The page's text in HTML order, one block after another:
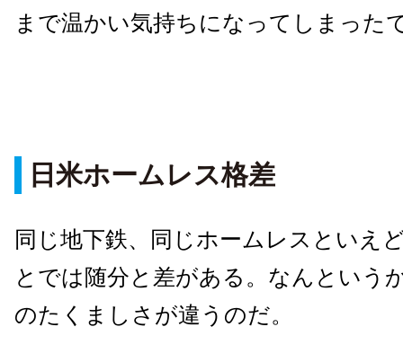
まで温かい気持ちになってしまった
日米ホームレス格差
同じ地下鉄、同じホームレスといえ
とでは随分と差がある。なんという
のたくましさが違うのだ。